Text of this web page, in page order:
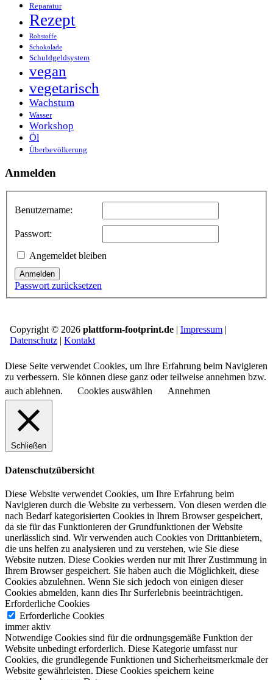
Reparatur
Rezept
Rohstoffe
Schokolade
Schuldgeldsystem
vegan
vegetarisch
Wachstum
Wasser
Workshop
Öl
Überbevölkerung
Anmelden
Benutzername:
Passwort:
Angemeldet bleiben
Anmelden
Passwort zurücksetzen
Copyright © 2026 plattform-footprint.de | Impressum |
Datenschutz | Kontakt
Diese Seite verwendet Cookies, um Ihre Erfahrung beim Navigieren
zu verbessern. Sie können diese ganz oder teilweise annehmen bzw.
auch ablehnen.
Cookies auswählen Annehmen
Schließen
Datenschutzübersicht
Diese Website verwendet Cookies, um Ihre Erfahrung beim
Navigieren durch die Website zu verbessern. Von diesen werden die
nach Bedarf kategorisierten Cookies in Ihrem Browser gespeichert,
da sie für das Funktionieren der Grundfunktionen der Website
unerlässlich sind. Wir verwenden auch Cookies von Drittanbietern,
die uns helfen zu analysieren und zu verstehen, wie Sie diese
Website nutzen. Diese Cookies werden nur mit Ihrer Zustimmung in
Ihrem Browser gespeichert. Sie haben auch die Möglichkeit, diese
Cookies abzulehnen. Wenn Sie sich jedoch von einigen dieser
Cookies abmelden, kann dies Ihr Surferlebnis beeinträchtigen.
Erforderliche Cookies
Erforderliche Cookies
immer aktiv
Notwendige Cookies sind für die ordnungsgemäße Funktion der
Website unbedingt erforderlich. Diese Kategorie umfasst nur
Cookies, die grundlegende Funktionen und Sicherheitsmerkmale der
Website gewährleisten. Diese Cookies speichern keine